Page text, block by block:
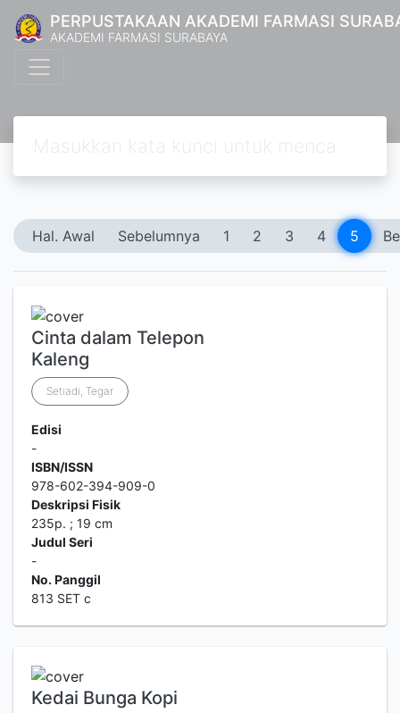
PERPUSTAKAAN AKADEMI FARMASI
AKADEMI FARMASI SURABAYA
Hal. Awal Sebelumnya 1 2 3 4 5
Cinta dalam Telepon
Kaleng
Setiadi, Tegar
Edisi
-
ISBN/ISSN
978-602-394-909-0
Deskripsi Fisik
235p. ; 19 cm
Judul Seri
-
No. Panggil
813 SET c
Kedai Bunga Kopi